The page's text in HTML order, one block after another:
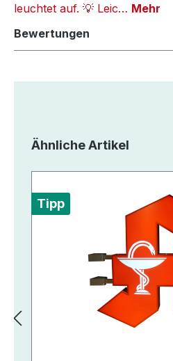
leuchtet auf. 💡 Leic… Mehr
Bewertungen
Produktgalerie überspringen
Ähnliche Artikel
Tipp